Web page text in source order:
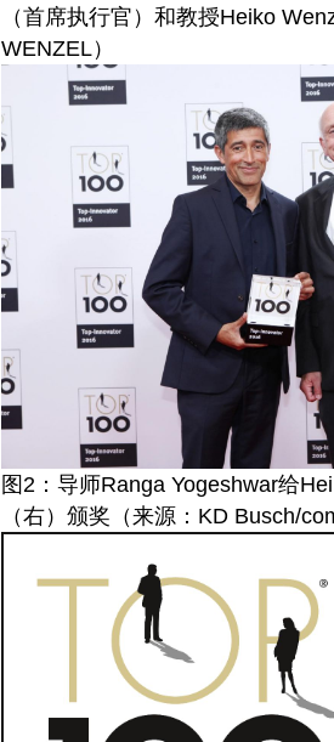
（首席执行官）和教授Heiko
WENZEL）
图2：导师Ranga Yogeshwar给
（右）颁奖 （来源： KD Busch/